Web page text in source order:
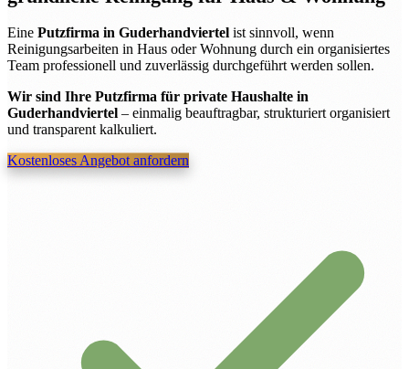
Eine Putzfirma in Guderhandviertel ist sinnvoll, wenn
Reinigungsarbeiten in Haus oder Wohnung durch ein organisiertes
Team professionell und zuverlässig durchgeführt werden sollen.
Wir sind Ihre Putzfirma für private Haushalte in
Guderhandviertel– einmalig beauftragbar, strukturiert organisiert
und transparent kalkuliert.
Kostenloses Angebot anfordern